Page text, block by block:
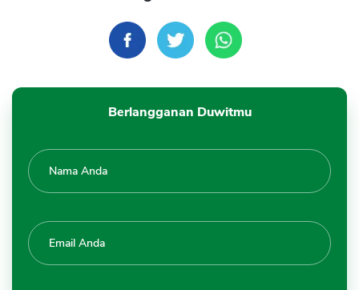
Berlangganan Duwitmu